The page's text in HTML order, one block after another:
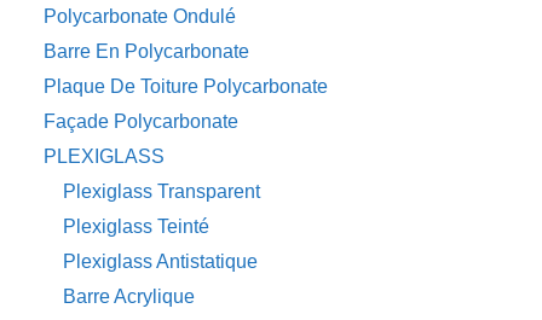
Polycarbonate Ondulé
Barre En Polycarbonate
Plaque De Toiture Polycarbonate
Façade Polycarbonate
PLEXIGLASS
Plexiglass Transparent
Plexiglass Teinté
Plexiglass Antistatique
Barre Acrylique